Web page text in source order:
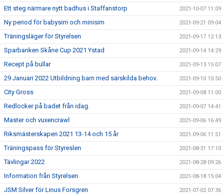
Ett steg närmare nytt badhus i Staffanstorp 2021-10-07 11:09
Ny period för babysim och minisim 2021-09-21 09:04
Träningsläger för Styrelsen 2021-09-17 12:13
Sparbanken Skåne Cup 2021 Ystad 2021-09-14 14:29
Recept på bullar 2021-09-13 15:07
29 Januari 2022 Utbildning barn med särskilda behov. 2021-09-10 10:50
City Gross 2021-09-08 11:00
Redlocker på badet från idag. 2021-09-07 14:41
Master och vuxencrawl 2021-09-06 16:49
Riksmästerskapen 2021 13-14 och 15 år 2021-09-06 11:51
Träningspass för Styreslen 2021-08-31 17:10
Tävlingar 2022 2021-08-28 09:26
Information från Styrelsen 2021-08-18 15:04
JSM Silver för Linus Forsgren 2021-07-02 07:36